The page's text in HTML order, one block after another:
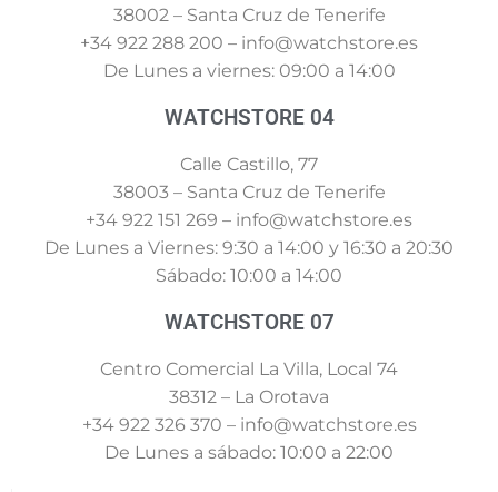
38002 – Santa Cruz de Tenerife
+34 922 288 200 – info@watchstore.es
De Lunes a viernes: 09:00 a 14:00
WATCHSTORE 04
Calle Castillo, 77
38003 – Santa Cruz de Tenerife
+34 922 151 269 – info@watchstore.es
De Lunes a Viernes: 9:30 a 14:00 y 16:30 a 20:30
Sábado: 10:00 a 14:00
WATCHSTORE 07
Centro Comercial La Villa, Local 74
38312 – La Orotava
+34 922 326 370 – info@watchstore.es
De Lunes a sábado: 10:00 a 22:00